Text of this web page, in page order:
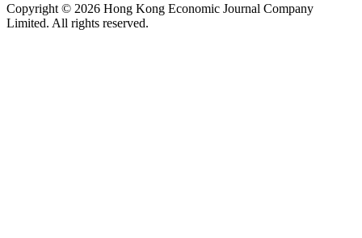
Copyright © 2026 Hong Kong Economic Journal Company
Limited. All rights reserved.